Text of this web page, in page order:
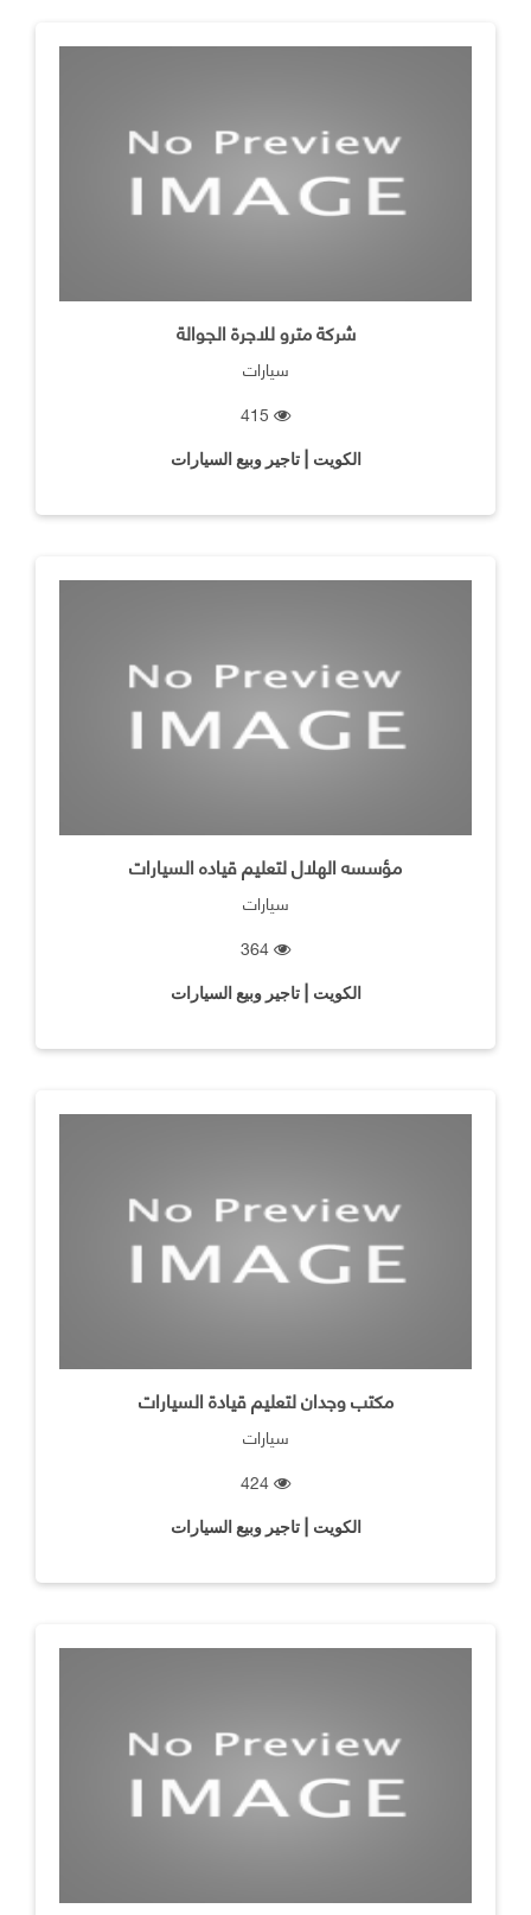
شركة مترو للاجرة الجوالة
سيارات
الكويت | تاجير وبيع السيارات
مؤسسه الهلال لتعليم قياده السيارات
سيارات
الكويت | تاجير وبيع السيارات
مكتب وجدان لتعليم قيادة السيارات
سيارات
الكويت | تاجير وبيع السيارات